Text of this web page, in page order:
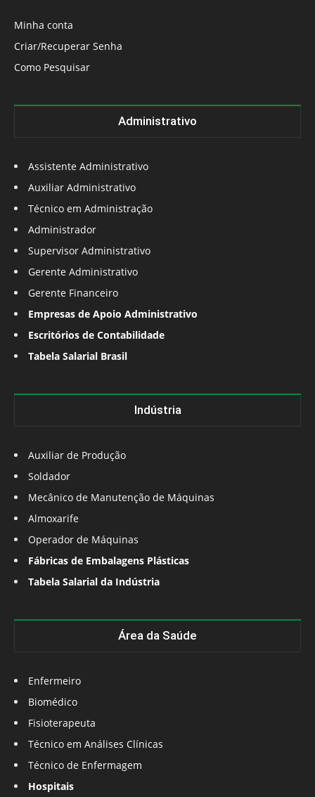
Minha conta
Criar/Recuperar Senha
Como Pesquisar
Administrativo
Assistente Administrativo
Auxiliar Administrativo
Técnico em Administração
Administrador
Supervisor Administrativo
Gerente Administrativo
Gerente Financeiro
Empresas de Apoio Administrativo
Escritórios de Contabilidade
Tabela Salarial Brasil
Indústria
Auxiliar de Produção
Soldador
Mecânico de Manutenção de Máquinas
Almoxarife
Operador de Máquinas
Fábricas de Embalagens Plásticas
Tabela Salarial da Indústria
Área da Saúde
Enfermeiro
Biomédico
Fisioterapeuta
Técnico em Análises Clínicas
Técnico de Enfermagem
Hospitais